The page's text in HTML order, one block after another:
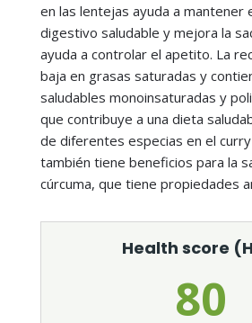
en las lentejas ayuda a mantener
digestivo saludable y mejora la
ayuda a controlar el apetito. La
baja en grasas saturadas y
saludables monoinsaturadas y
que contribuye a una dieta
de diferentes especias en el
también tiene beneficios para la
cúrcuma, que tiene propiedades
Health score
80